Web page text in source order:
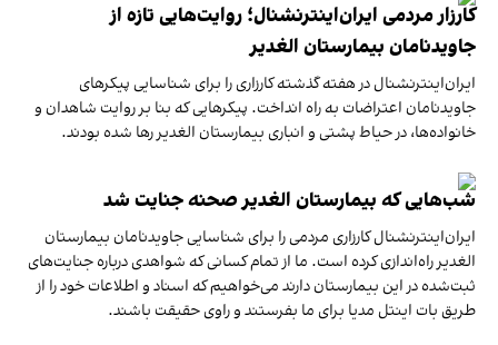
کارزار مردمی ایران‌اینترنشنال؛ روایت‌هایی تازه از
جاوید‌نامان بیمارستان الغدیر
ایران‌اینترنشنال در هفته گذشته کارزاری را برای شناسایی پیکرهای
جاویدنامان اعتراضات به راه انداخت. پیکرهایی که بنا بر روایت شاهدان و
خانواده‌ها، در حیاط پشتی و انباری بیمارستان الغدیر رها شده بودند.
شب‌هایی که بیمارستان الغدیر صحنه جنایت شد
ایران‌اینترنشنال کارزاری مردمی را برای شناسایی جاوید‌نامان بیمارستان
الغدیر راه‌اندازی کرده است. ما از تمام کسانی که شواهدی درباره جنایت‌های
ثبت‌شده در این بیمارستان دارند می‌خواهیم که اسناد و اطلاعات خود را از
طریق بات اینتل مدیا برای ما بفرستند و راوی حقیقت باشند.